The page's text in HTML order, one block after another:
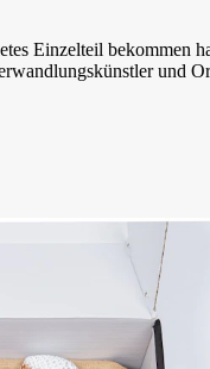
Einzelteil bekommen
und